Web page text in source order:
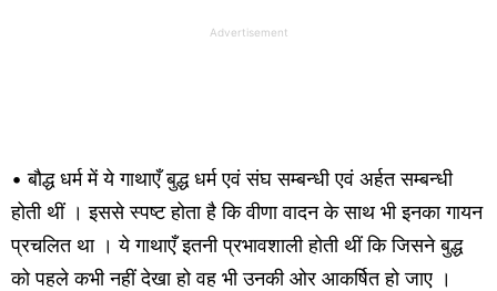
Advertisement
• बौद्ध धर्म में ये गाथाएँ बुद्ध धर्म एवं संघ सम्बन्धी एवं अर्हत सम्बन्धी
होती थीं । इससे स्पष्ट होता है कि वीणा वादन के साथ भी इनका गायन
प्रचलित था । ये गाथाएँ इतनी प्रभावशाली होती थीं कि जिसने बुद्ध
को पहले कभी नहीं देखा हो वह भी उनकी ओर आकर्षित हो जाए ।